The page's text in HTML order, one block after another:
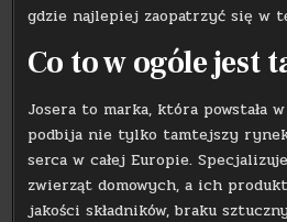
gdzie najlepiej zaopatrzyć się w
Co to w ogóle jest
Josera to marka, która powstała
podbija nie tylko tamtejszy
serca w całej Europie.
zwierząt domowych, a ich
jakości składników, braku